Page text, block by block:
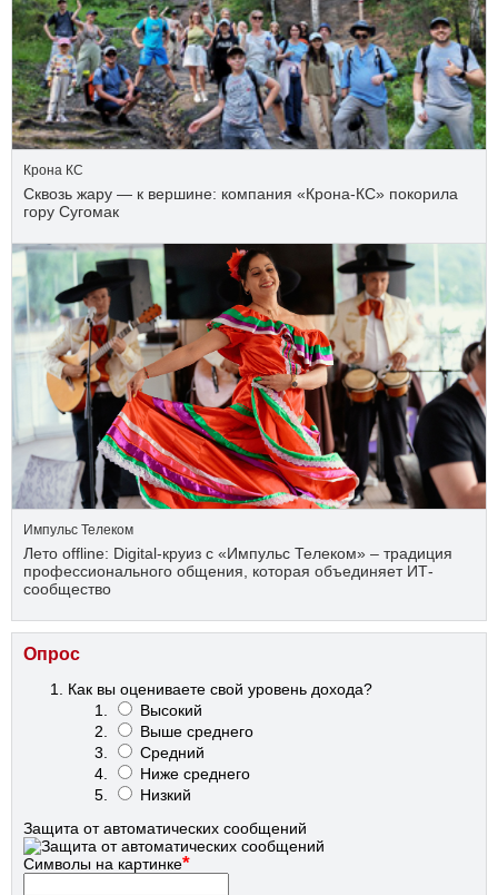
Крона КС
Сквозь жару — к вершине: компания «Крона‑КС» покорила
гору Сугомак
Импульс Телеком
Лето offline: Digital-круиз с «Импульс Телеком» – традиция
профессионального общения, которая объединяет ИТ-
сообщество
Опрос
Как вы оцениваете свой уровень дохода?
Высокий
Выше среднего
Средний
Ниже среднего
Низкий
Защита от автоматических сообщений
Символы на картинке*